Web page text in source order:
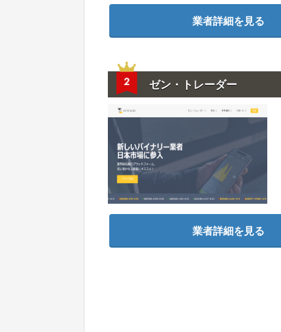
業者詳細を見る
ゼン・トレーダー
業者詳細を見る